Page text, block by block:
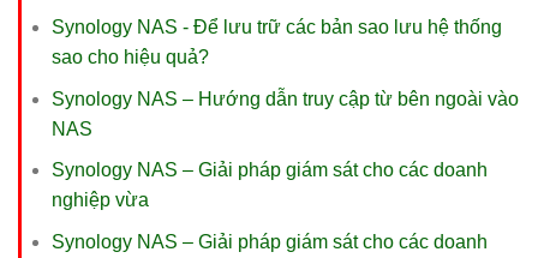
Synology NAS - Để lưu trữ các bản sao lưu hệ thống
sao cho hiệu quả?
Synology NAS – Hướng dẫn truy cập từ bên ngoài vào
NAS
Synology NAS – Giải pháp giám sát cho các doanh
nghiệp vừa
Synology NAS – Giải pháp giám sát cho các doanh